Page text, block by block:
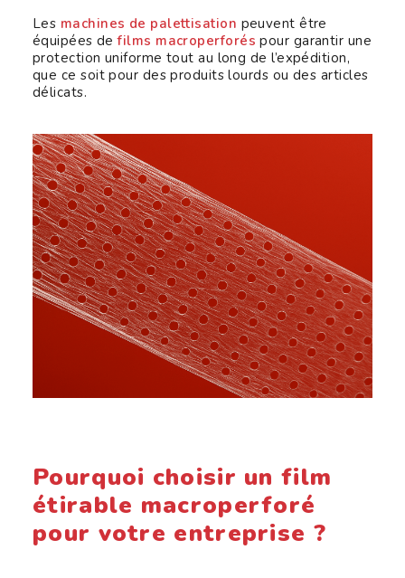
Les machines de palettisation peuvent être
équipées defilms macroperforés pour garantir une
protection uniforme tout au long de l’expédition,
que ce soit pour des produits lourds ou des articles
délicats.
Pourquoi choisir un film
étirable macroperforé
pour votre entreprise ?